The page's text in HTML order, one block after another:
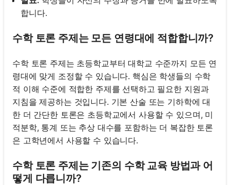
합니다.
수학 토론 주제는 모든 연령대에 적합합니까?
수학 토론 주제는 초등학교부터 대학교 수준까지 모든 연
령대에 맞게 조정할 수 있습니다. 핵심은 학생들의 수학
적 이해 수준에 적합한 주제를 선택하고 필요한 지원과
지침을 제공하는 것입니다. 기본 산술 또는 기하학에 대
한 더 간단한 토론은 초등학교에서 사용할 수 있으며, 미
적분학, 통계 또는 추상 대수를 포함하는 더 복잡한 토론
은 고학년에서 사용할 수 있습니다.
수학 토론 주제는 기존의 수학 교육 방법과 어
떻게 다릅니까?